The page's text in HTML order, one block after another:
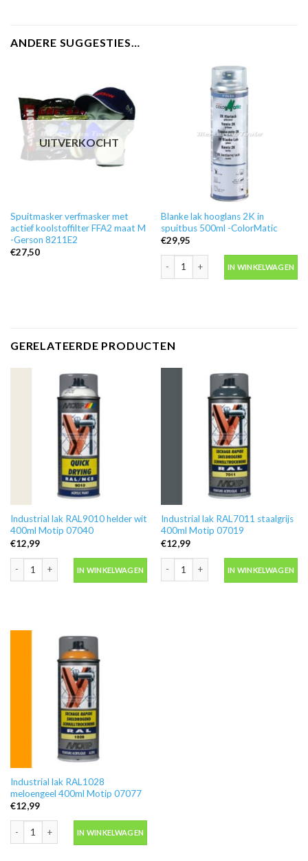
ANDERE SUGGESTIES…
UITVERKOCHT
Spuitmasker verfmasker met
actief koolstoffilter FFA2 maat M
-Gerson 8211E2
€27,50
Blanke lak hooglans 2K in
spuitbus 500ml -ColorMatic
€29,95
Blanke lak hooglans 2K in spuitbus
IN WINKELWAGEN
GERELATEERDE PRODUCTEN
Industrial lak RAL9010 helder wit
400ml Motip 07040
€12,99
IN WINKELWAGEN
Industrial lak RAL7011 staalgrijs
400ml Motip 07019
€12,99
IN WINKELWAGEN
Industrial lak RAL1028
meloengeel 400ml Motip 07077
€12,99
Industrial lak RAL1028 meloengeel 400ml Motip 07077 aantal
IN WINKELWAGEN